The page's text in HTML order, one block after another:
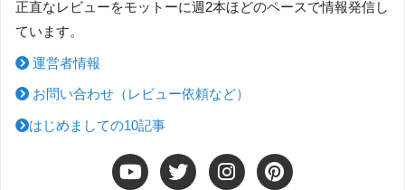
正直なレビューをモットーに週2本ほどのペースで情報発信し
ています。
運営者情報
お問い合わせ（レビュー依頼など）
はじめましての10記事